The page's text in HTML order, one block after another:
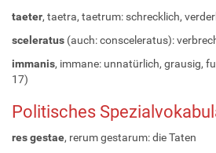
taeter, taetra, taetrum: schrecklich,
sceleratus (auch: consceleratus):
immanis, immane: unnatürlich, grausig,
17)
Politisches
res gestae, rerum gestarum: die Taten